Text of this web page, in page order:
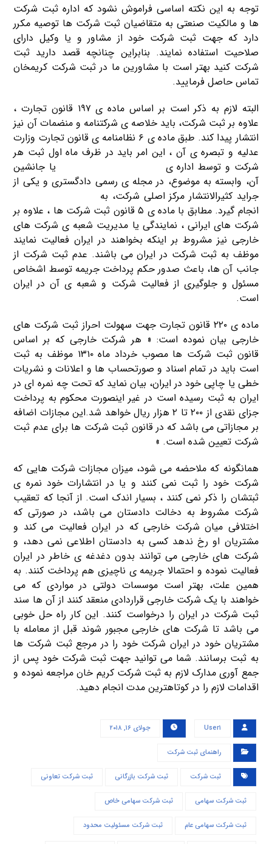
توجه به این نکته اساسی فراموش نشود که اداره ثبت شرکت
ها و مالکیت صنعتی به متقاضیان ثبت شرکت ها توصیه مکرر
دارد که جهت ثبت شرکت خود از مشاور و یا وکیل دارای
صلاحیت استفاده نمایند. بنابراین چنانچه قصد دارید ثبت
شرکت کنید بهتر است با مشاورین ما در ثبت شرکت کریمخان
تماس حاصل فرمایید.
البته لازم به ذکر است بر اساس ماده ی ۱۹۷ قانون تجارت ،
علاوه بر ثبت شرکت، باید خلاصه ی شرکتنامه و منضمات آن نیز
انتشار پیدا کند. طبق ماده ی ۶ نظامنامه ی قانون تجارت وزارت
عدلیه و تبصره ی آن ، این امر باید در ظرف ماه اول ثبت هر
شرکت و توسط اداره ی
یا جانشین
آن، وابسته به موضوع، در مجله ی رسمی دادگستری و یکی از
جراید کثیرالانتشار مرکز اصلی شرکت، به
انجام گیرد. مطابق با ماده ی ۵ قانون ثبت شرکت ها ، علاوه بر
شرکت های ایرانی ، نمایندگی یا مدیریت شعبه ی شرکت های
خارجی نیز مشروط بر اینکه بخواهند در ایران فعالیت نمایند
موظف به ثبت شرکت در ایران می باشند. عدم ثبت شرکت از
جانب آن ها، باعث صدور حکم پرداخت جریمه توسط اشخاص
مسئول و جلوگیری از فعالیت شرکت و شعبه ی آن در ایران
است.
ماده ی ۲۲۰ قانون تجارت جهت سهولت احراز ثبت شرکت های
خارجی بیان نموده است: « هر شرکت خارجی که بر اساس
قانون ثبت شرکت ها مصوب خرداد ماه ۱۳۱۰ موظف به ثبت
است باید در تمام اسناد و صورتحساب ها و اعلانات و نشریات
خطی یا چاپی خود در ایران، بیان نماید که تحت چه نمره ای در
ایران به ثبت رسیده است در غیر اینصورت محکوم به پرداخت
جزای نقدی از ۲۰۰ تا ۲ هزار ریال خواهد شد.این مجازات اضافه
بر مجازاتی می باشد که در قانون ثبت شرکت ها برای عدم ثبت
شرکت تعیین شده است. »
همانگونه که ملاحضه می شود، میزان مجازات شرکت هایی که
شرکت خود را ثبت نمی کنند و یا در انتشارات خود نمره ی
ثبتشان را ذکر نمی کنند ، بسیار اندک است. از آنجا که تعقیب
شرکت مشروط به دخالت دادستان می باشد، در صورتی که
اختلافی میان شرکت خارجی که در ایران فعالیت می کند و
مشتریان او رخ ندهد کسی به دادستان اطلاعی نمی دهد، و
شرکت های خارجی می توانند بدون دغدغه ی خاطر در ایران
فعالیت نموده و احتمالا جریمه ی ناچیزی هم پرداخت کنند. به
همین علت، بهتر است موسسات دولتی در مواردی که می
خواهند با یک شرکت خارجی قراردادی منعقد کنند از آن ها سند
ثبت شرکت در ایران را درخواست کنند. این کار راه حل خوبی
می باشد تا شرکت های خارجی مجبور شوند قبل از معامله با
مشتریان خود در ایران شرکت خود را در مرجع ثبت شرکت ها
به ثبت برسانند. شما می توانید جهت ثبت شرکت خود پس از
جمع آوری مدارک لازم به ثبت شرکت کریم خان مراجعه نموده و
اقدامات لازم را در کوتاهترین مدت انجام دهید.
User۱ جولای ۱۶, ۲۰۱۸
راهنمای ثبت شرکت
ثبت شرکت ثبت شرکت بازرگانی ثبت شرکت تعاونی
ثبت شرکت سهامی ثبت شرکت سهامی خاص
ثبت شرکت سهامی عام ثبت شرکت مسئولیت محدود